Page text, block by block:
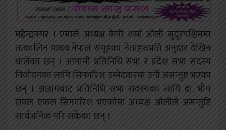
महेन्द्रनगर । एमाले अध्यक्ष केपी शर्मा ओली सुदूरपश्चिममा
तत्कालिन माधव नेपाल समूहका नेताहरुप्रति अनुदार देखिन
थालेका छन् । आगामी प्रतिनिधि सभा र प्रदेश सभा सदस्य
निर्वाचनका लागि सिफारिश उम्मेदवारमा उनी असन्तुष्ट भएका
छन् । अछामबाट प्रतिनिधि सभा सदस्यका लागि डा. भीम
रावल एकल सिफारिश भएकोमा अध्यक्ष ओलीले असन्तुष्टि
सार्वजनिक गरि सकेका छन् ।